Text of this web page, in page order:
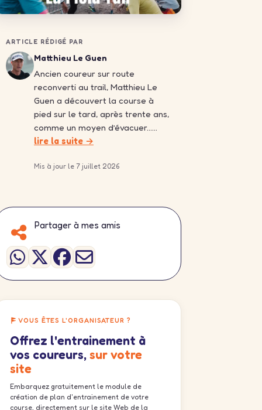
ARTICLE RÉDIGÉ PAR
Matthieu Le Guen
Ancien coureur sur route
reconverti au trail, Matthieu Le
Guen a découvert la course à
pied sur le tard, après trente ans,
comme un moyen d’évacuer……
lire la suite →
Mis à jour le 7 juillet 2026
Partager à mes amis
VOUS ÊTES L'ORGANISATEUR ?
Offrez l'entrainement à
vos coureurs, sur votre
site
Embarquez gratuitement le module de
création de plan d'entrainement de votre
course, directement sur le site Web de la